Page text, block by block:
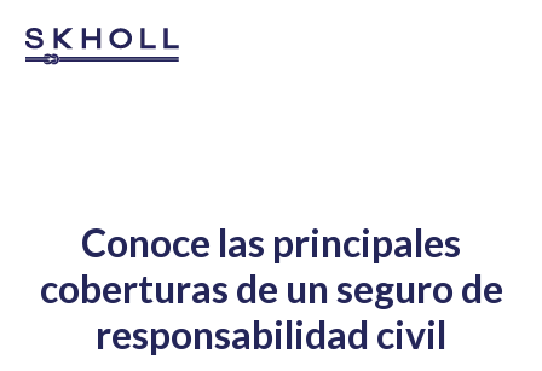
Conoce las principales
coberturas de un seguro de
responsabilidad civil